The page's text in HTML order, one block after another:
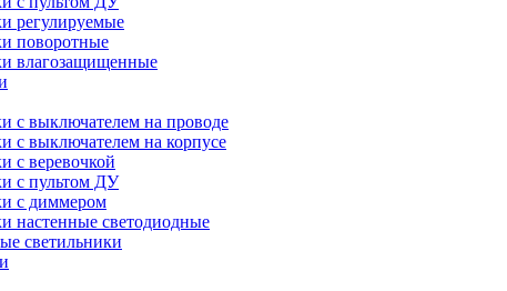
регулируемые
поворотные
влагозащищенные
с выключателем на проводе
с выключателем на корпусе
с веревочкой
с пультом ДУ
с диммером
настенные светодиодные
светильники